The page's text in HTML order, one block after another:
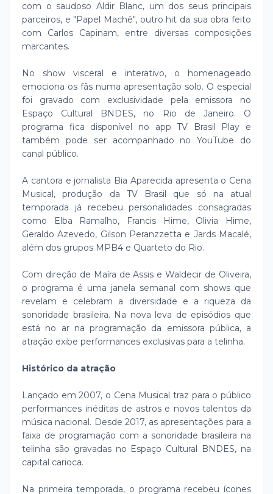
com o saudoso Aldir Blanc, um dos seus principais
parceiros, e "Papel Machê", outro hit da sua obra feito
com Carlos Capinam, entre diversas composições
marcantes.
No show visceral e interativo, o homenageado
emociona os fãs numa apresentação solo. O especial
foi gravado com exclusividade pela emissora no
Espaço Cultural BNDES, no Rio de Janeiro. O
programa fica disponível no app TV Brasil Play e
também pode ser acompanhado no YouTube do
canal público.
A cantora e jornalista Bia Aparecida apresenta o Cena
Musical, produção da TV Brasil que só na atual
temporada já recebeu personalidades consagradas
como Elba Ramalho, Francis Hime, Olivia Hime,
Geraldo Azevedo, Gilson Peranzzetta e Jards Macalé,
além dos grupos MPB4 e Quarteto do Rio.
Com direção de Maíra de Assis e Waldecir de Oliveira,
o programa é uma janela semanal com shows que
revelam e celebram a diversidade e a riqueza da
sonoridade brasileira. Na nova leva de episódios que
está no ar na programação da emissora pública, a
atração exibe performances exclusivas para a telinha.
Histórico da atração
Lançado em 2007, o Cena Musical traz para o público
performances inéditas de astros e novos talentos da
música nacional. Desde 2017, as apresentações para a
faixa de programação com a sonoridade brasileira na
telinha são gravadas no Espaço Cultural BNDES, na
capital carioca.
Na primeira temporada, o programa recebeu ícones